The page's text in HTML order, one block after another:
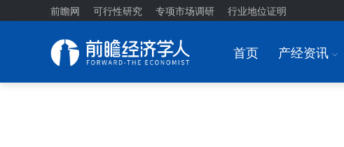
前瞻网 可行性研究 专项市场调研 行业地位证明
首页 产经资讯 I